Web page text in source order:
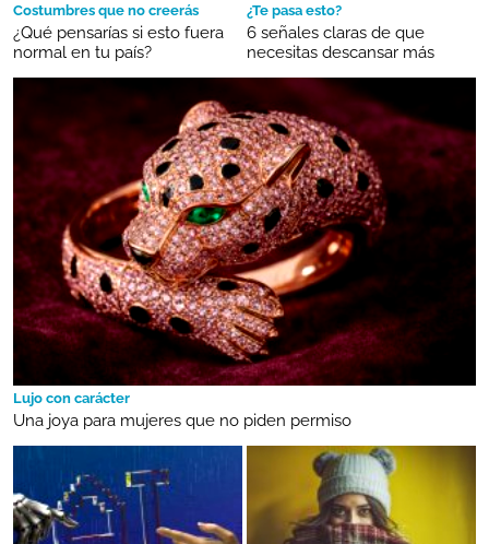
Costumbres que no creerás
¿Qué pensarías si esto fuera
normal en tu país?
¿Te pasa esto?
6 señales claras de que
necesitas descansar más
Lujo con carácter
Una joya para mujeres que no piden permiso